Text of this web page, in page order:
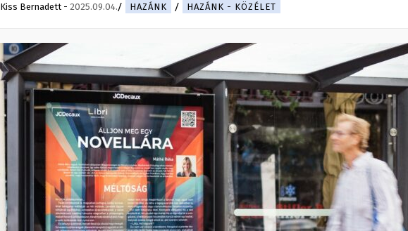
Kiss Bernadett - 2025.09.04. HAZÁNK HAZÁNK - KÖZÉLET